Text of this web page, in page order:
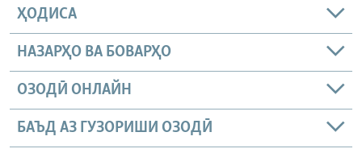
ҲОДИСА
НАЗАРҲО ВА БОВАРҲО
ОЗОДӢ ОНЛАЙН
БАЪД АЗ ГУЗОРИШИ ОЗОДӢ